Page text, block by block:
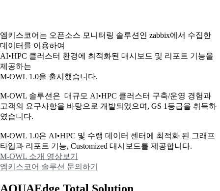
엠키스코어는 오픈소스 모니터링 솔루션인 zabbix에서 수집한
데이터를 이용하여
AI•HPC 클러스터 환경에 최적화된 대시보드 및 리포트 기능을
제공하는
M-OWL 1.0을 출시했습니다.
M-OWL 솔루션은 대규모 AI•HPC 클러스터 구축/운영 경험과
고객의 요구사항을 바탕으로 개발되었으며, GS 1등급을 취득하
였습니다.
M-OWL 1.0은 AI•HPC 및 수랭 데이터 센터에 최적화 된 그래프
타입과 리포트 기능, Customized 대시보드를 제공합니다.
M-OWL 소개 영상보기
엠키스코어 솔루션 문의하기
AQUAEdge Total Solution